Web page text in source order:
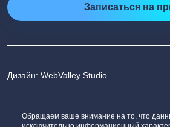
Записаться на
Дизайн: WebValley Studio
Обращаем ваше внимание на то, что